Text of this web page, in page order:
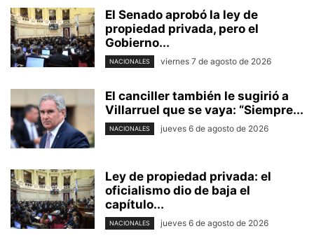
El Senado aprobó la ley de
propiedad privada, pero el
Gobierno...
NACIONALES viernes 7 de agosto de 2026
El canciller también le sugirió a
Villarruel que se vaya: “Siempre...
NACIONALES jueves 6 de agosto de 2026
Ley de propiedad privada: el
oficialismo dio de baja el
capítulo...
NACIONALES jueves 6 de agosto de 2026